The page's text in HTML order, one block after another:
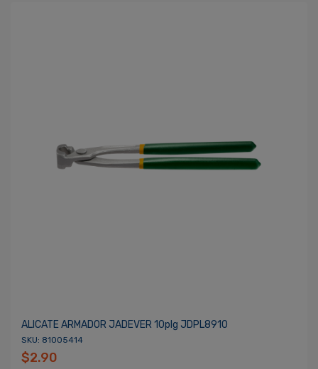
ALICATE ARMADOR JADEVER 10plg JDPL8910
SKU: 81005414
$2.90